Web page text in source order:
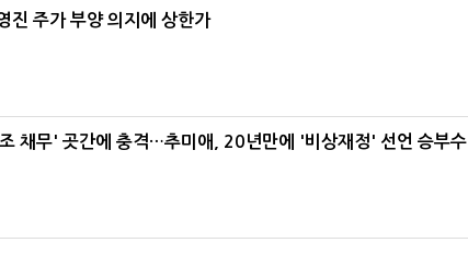
진 주가 부양 의지에 상한가
채무' 곳간에 충격…추미애, 20년만에 '비상재정' 선언 승부수